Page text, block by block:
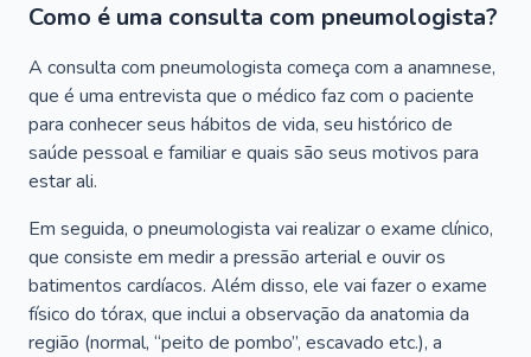
Como é uma consulta com pneumologista?
A consulta com pneumologista começa com a anamnese,
que é uma entrevista que o médico faz com o paciente
para conhecer seus hábitos de vida, seu histórico de
saúde pessoal e familiar e quais são seus motivos para
estar ali.
Em seguida, o pneumologista vai realizar o exame clínico,
que consiste em medir a pressão arterial e ouvir os
batimentos cardíacos. Além disso, ele vai fazer o exame
físico do tórax, que inclui a observação da anatomia da
região (normal, “peito de pombo”, escavado etc.), a